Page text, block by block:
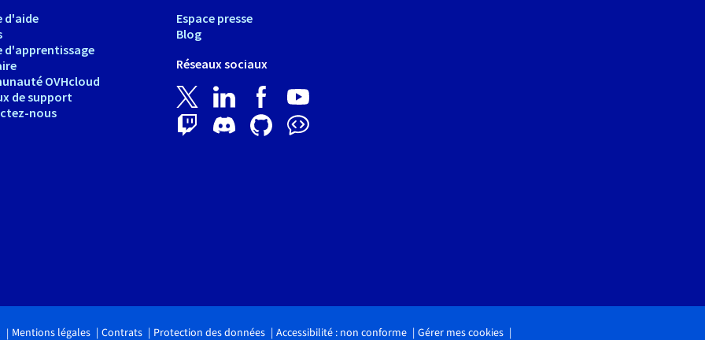
d'aide
d'apprentissage
OVHcloud
de support
nous
Espace presse
Blog
Réseaux sociaux
Mentions légales Contrats Protection des données Accessibilité : non conforme Gérer mes cookies